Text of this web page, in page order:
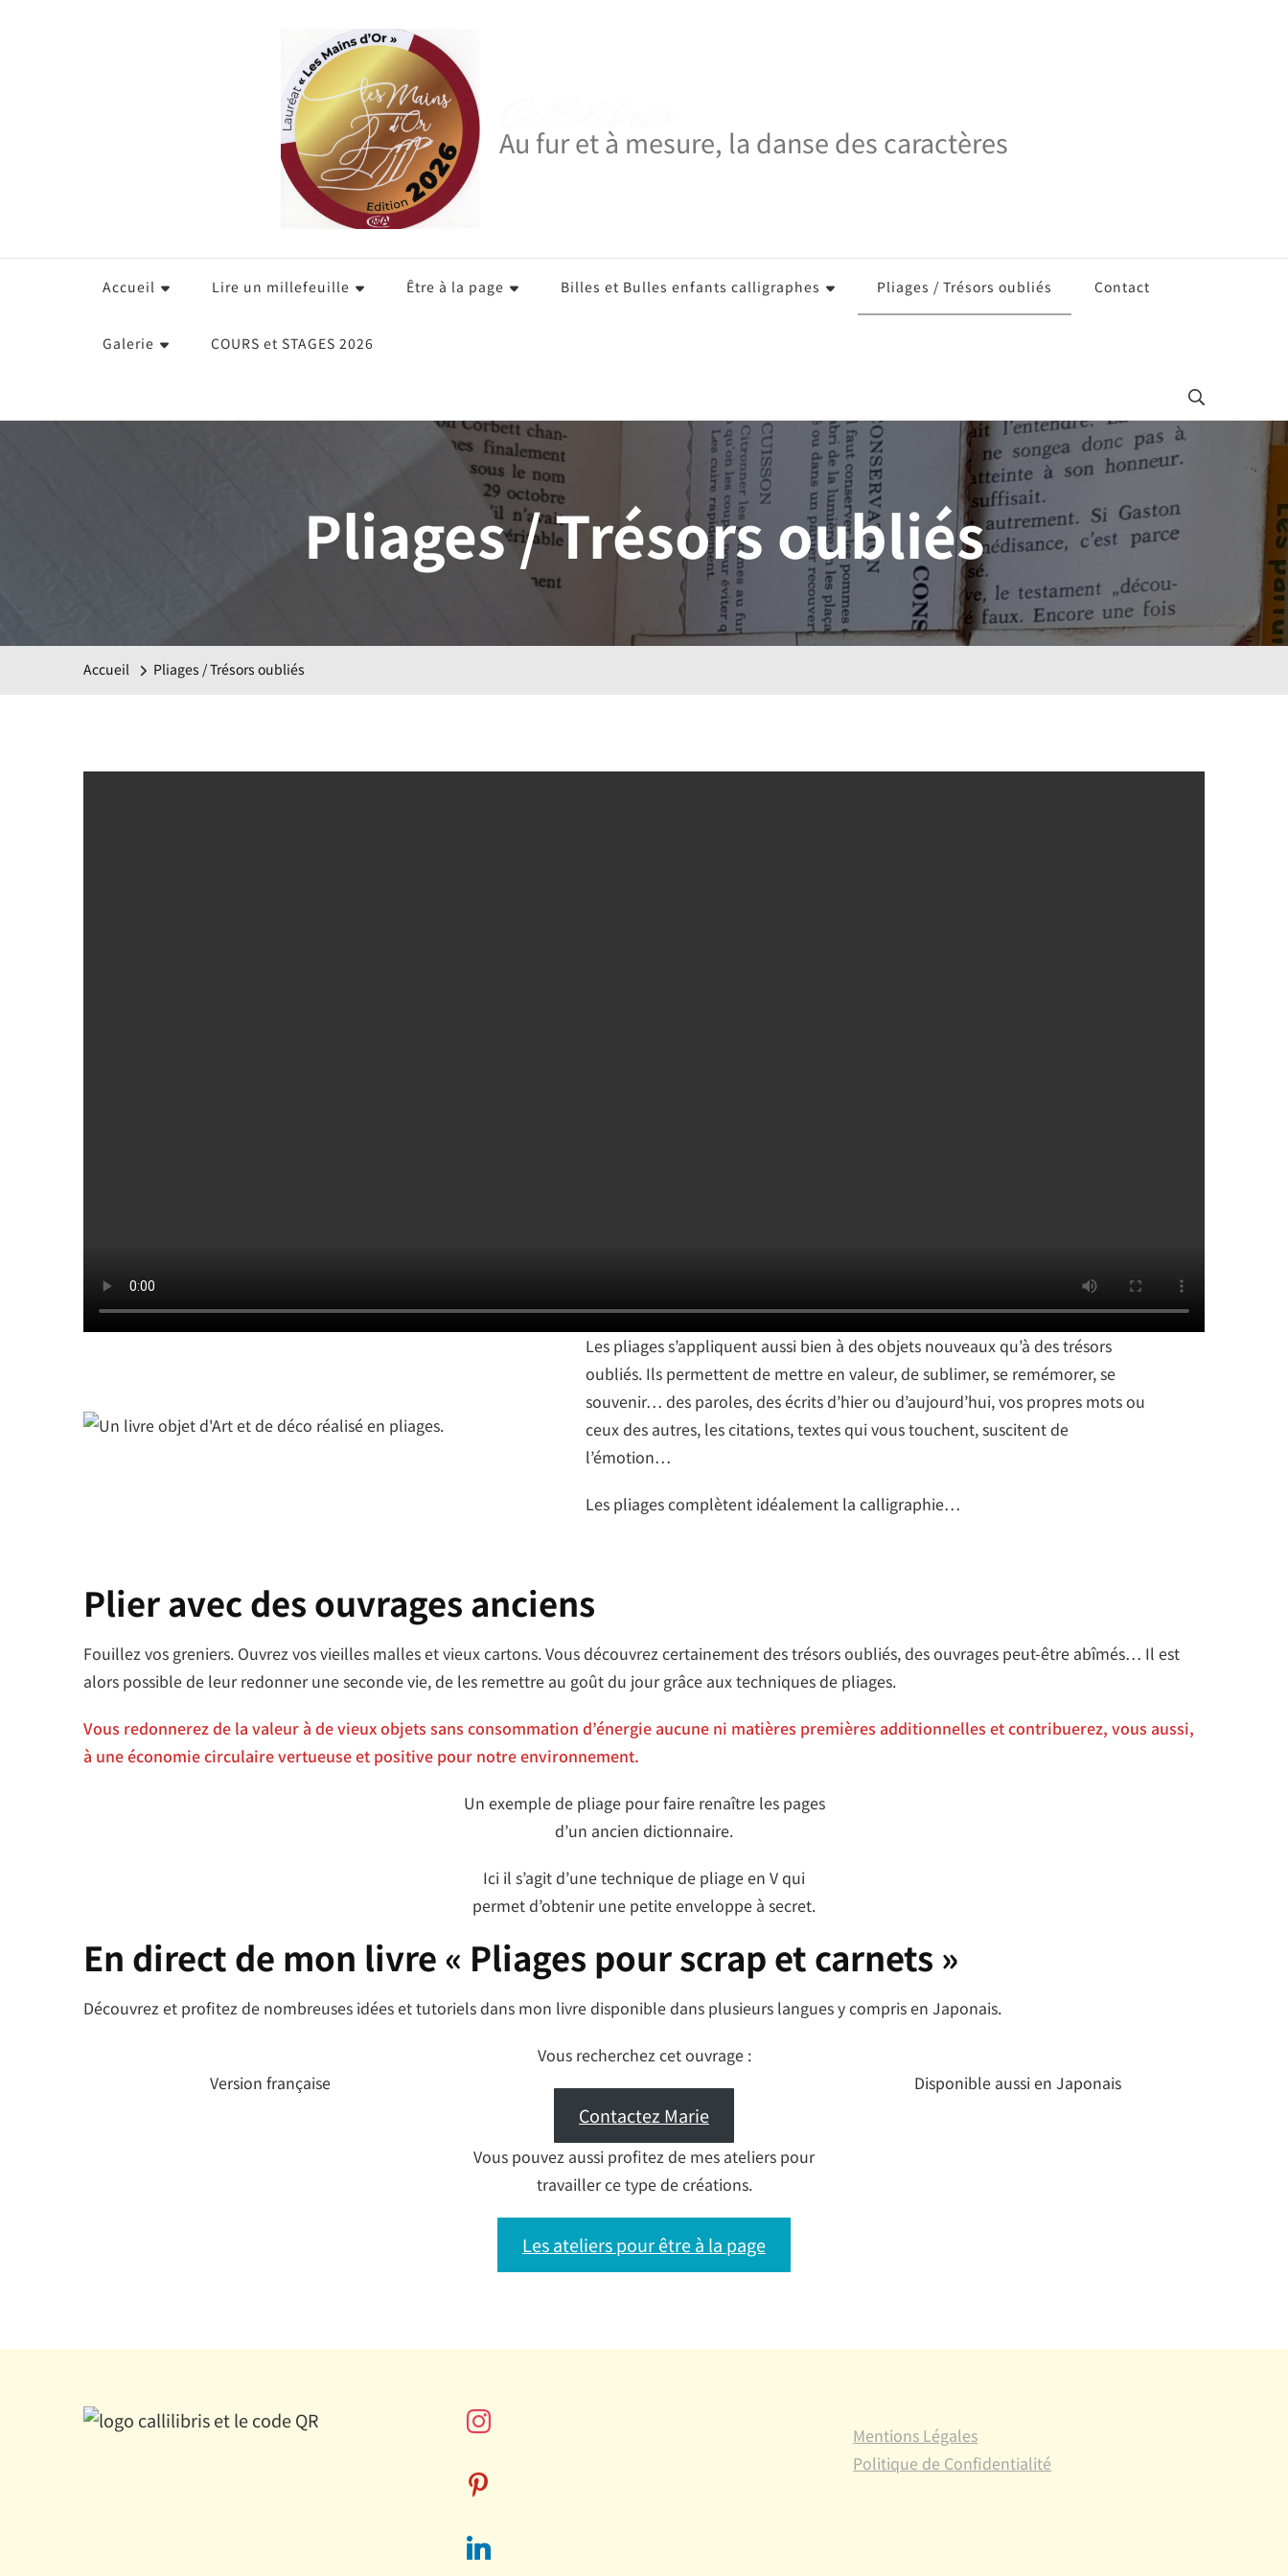
Callilibris
Au fur et à mesure, la danse des caractères
Accueil Lire un millefeuille Être à la page Billes et Bulles enfants calligraphes Pliages / Trésors oubliés Contact
Galerie COURS et STAGES 2026
Pliages / Trésors oubliés
Accueil Pliages / Trésors oubliés
Les pliages s’appliquent aussi bien à des objets nouveaux qu’à des trésors
oubliés. Ils permettent de mettre en valeur, de sublimer, se remémorer, se
souvenir… des paroles, des écrits d’hier ou d’aujourd’hui, vos propres mots ou
ceux des autres, les citations, textes qui vous touchent, suscitent de
l’émotion…
Les pliages complètent idéalement la calligraphie…
Plier avec des ouvrages anciens
Fouillez vos greniers. Ouvrez vos vieilles malles et vieux cartons. Vous découvrez certainement des trésors oubliés, des ouvrages peut-être abîmés… Il est
alors possible de leur redonner une seconde vie, de les remettre au goût du jour grâce aux techniques de pliages.
Vous redonnerez de la valeur à de vieux objets sans consommation d’énergie aucune ni matières premières additionnelles et contribuerez, vous aussi,
à une économie circulaire vertueuse et positive pour notre environnement.
Un exemple de pliage pour faire renaître les pages
d’un ancien dictionnaire.
Ici il s’agit d’une technique de pliage en V qui
permet d’obtenir une petite enveloppe à secret.
En direct de mon livre « Pliages pour scrap et carnets »
Découvrez et profitez de nombreuses idées et tutoriels dans mon livre disponible dans plusieurs langues y compris en Japonais.
Version française
Vous recherchez cet ouvrage :
Contactez Marie
Vous pouvez aussi profitez de mes ateliers pour
travailler ce type de créations.
Les ateliers pour être à la page
Disponible aussi en Japonais
instagram
pinterest
linkedin
Mentions Légales
Politique de Confidentialité